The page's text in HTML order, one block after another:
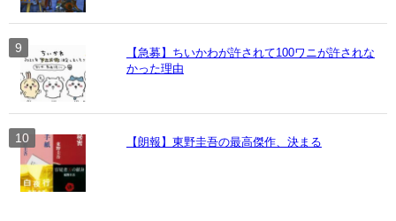
【急募】ちいかわが許されて100ワニが許されな
かった理由
【朗報】東野圭吾の最高傑作、決まる